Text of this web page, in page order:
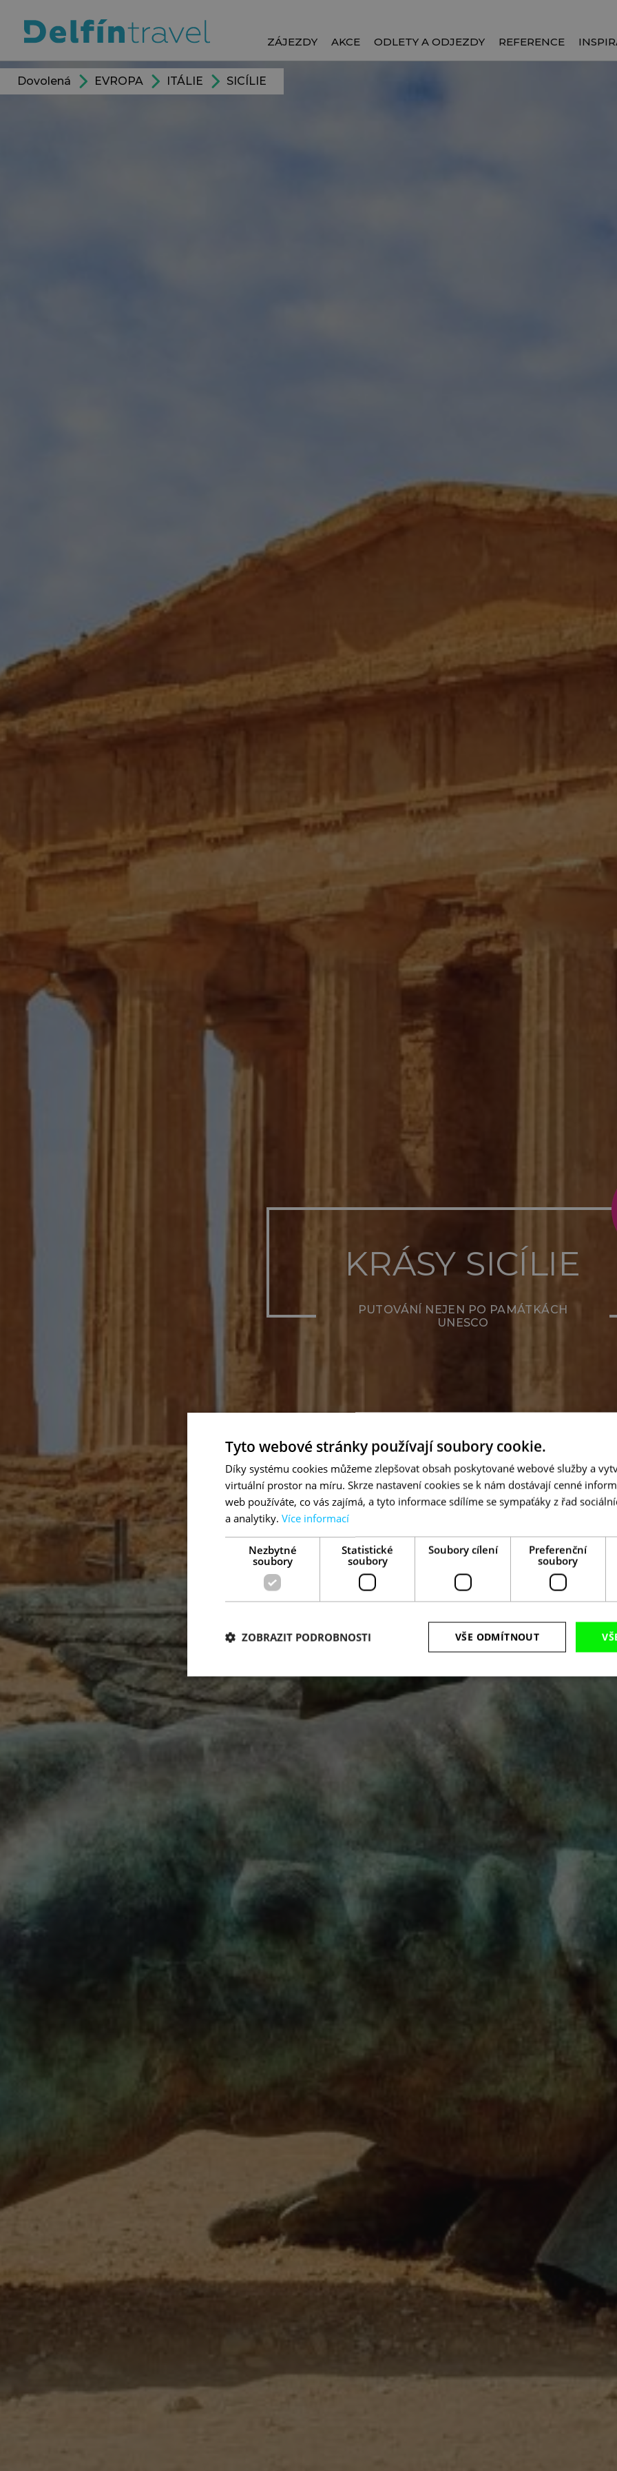
ZÁJEZDY AKCE ODLETY A ODJEZDY REFERENCE
Dovolená EVROPA ITÁLIE SICÍLIE
KRÁSY SICÍLIE
PUTOVÁNÍ NEJEN PO PAMÁTKÁCH
UNESCO
Tyto webové stránky používají soubory cookie.
Díky systému cookies můžeme zlepšovat obsah poskytované webové služby a
virtuální prostor na míru. Skrze nastavení cookies se k nám dostávají cenné
web používáte, co vás zajímá, a tyto informace sdílíme se sympaťáky z řad
a analytiky. Více informací
Nezbytné
soubory
Statistické
soubory
Soubory cílení
Preferenční
soubory
VŠE ODMÍTNOUT
ZOBRAZIT PODROBNOSTI